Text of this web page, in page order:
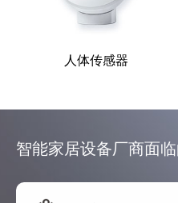
人体传感器
智能家居设备厂商面